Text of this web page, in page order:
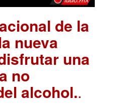
de la
nueva
una
no
alcohol..